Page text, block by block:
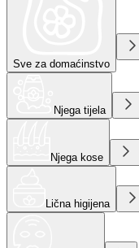
Sve za domaćinstvo
Njega tijela
Njega kose
Lična higijena